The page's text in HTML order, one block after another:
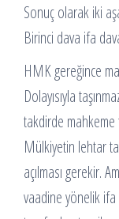
Sonuç olarak iki
Birinci dava ifa
HMK gereğince
Dolayısıyla
takdirde
Mülkiyetin lehtar
açılması gerekir.
vaadine yönelik ifa